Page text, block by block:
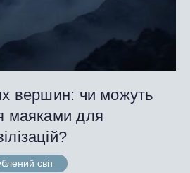
вершин: чи можуть
маяками для
світ